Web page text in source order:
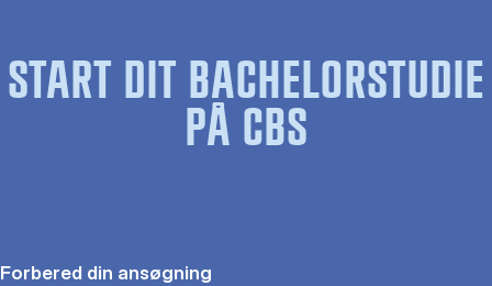
START DIT BACHELORSTUDIE
PÅ CBS
Forbered din ansøgning